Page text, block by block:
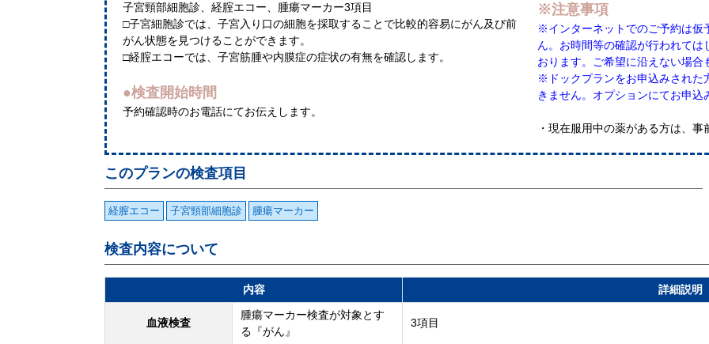
子宮頸部細胞診、経腟エコー、腫瘍マーカー3項目
□子宮細胞診では、子宮入り口の細胞を採取することで比較的容易にがん及び前
がん状態を見つけることができます。
□経腟エコーでは、子宮筋腫や内膜症の症状の有無を確認します。
●検査開始時間
予約確認時のお電話にてお伝えします。
※注意事項
※インターネットでのご予約は仮
ん。お時間等の確認が行われて
おります。ご希望に沿えない場
※ドックプランをお申込みされた
きません。オプションにてお申
・現在服用中の薬がある方は、
このプランの検査項目
経膣エコー 子宮頸部細胞診 腫瘍マーカー
検査内容について
内容 詳細説明
血液検査
腫瘍マーカー検査が対象とす
る『がん』
3項目